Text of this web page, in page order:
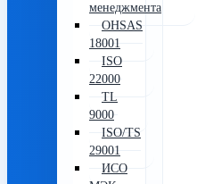
менеджмента
OHSAS
18001
ISO
22000
TL
9000
ISO/TS
29001
ИСО